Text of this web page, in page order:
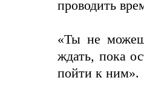
проводить
«Ты не
ждать, пока
пойти к ним».